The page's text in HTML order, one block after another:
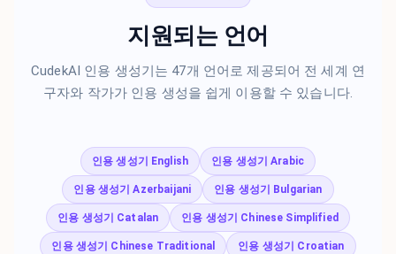
지원되는 언어
CudekAI 인용 생성기는 47개 언어로 제공되어 전 세계 연
구자와 작가가 인용 생성을 쉽게 이용할 수 있습니다.
인용 생성기 English 인용 생성기 Arabic
인용 생성기 Azerbaijani 인용 생성기 Bulgarian
인용 생성기 Catalan 인용 생성기 Chinese Simplified
인용 생성기 Chinese Traditional 인용 생성기 Croatian